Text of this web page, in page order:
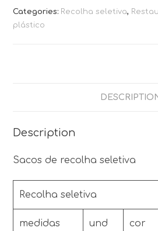
Categories: Recolha seletiva,
plástico
Description
Sacos de recolha seletiva
Recolha seletiva
medidas und cor